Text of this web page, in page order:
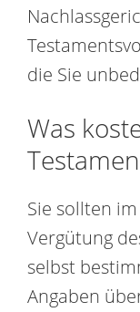
die Sie
Was
Sie sollten
Vergütung
selbst
Angaben